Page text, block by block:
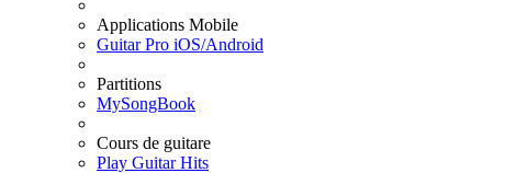
Applications Mobile
Guitar Pro iOS/Android
Partitions
MySongBook
Cours de guitare
Play Guitar Hits